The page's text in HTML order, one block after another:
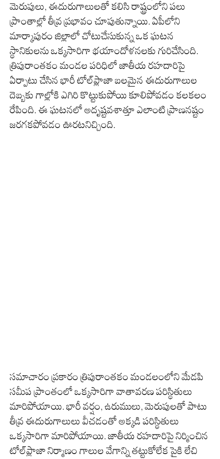
మెరుపులు, ఈదురుగాలులతో కలిసి రాష్ట్రంలోని పలు
ప్రాంతాల్లో తీవ్ర ప్రభావం చూపుతున్నాయి. ఏపీలోని
మార్కాపురం జిల్లాలో చోటుచేసుకున్న ఒక ఘటన
స్థానికులను ఒక్కసారిగా భయాందోళనలకు గురిచేసింది.
త్రిపురాంతకం మండల పరిధిలో జాతీయ రహదారిపై
ఏర్పాటు చేసిన భారీ టోల్‌ప్లాజా బలమైన ఈదురుగాలుల
దెబ్బకు గాల్లోకి ఎగిరి కొట్టుకుపోయి కూలిపోవడం కలకలం
రేపింది. ఈ ఘటనలో అదృష్టవశాత్తూ ఎలాంటి ప్రాణనష్టం
జరగకపోవడం ఊరటనిచ్చింది.
సమాచారం ప్రకారం త్రిపురాంతకం మండలంలోని మేడపి
సమీప ప్రాంతంలో ఒక్కసారిగా వాతావరణ పరిస్థితులు
మారిపోయాయి. భారీ వర్షం, ఉరుములు, మెరుపులతో పాటు
తీవ్ర ఈదురుగాలులు వీచడంతో అక్కడి పరిస్థితులు
ఒక్కసారిగా మారిపోయాయి. జాతీయ రహదారిపై నిర్మించిన
టోల్‌ప్లాజా నిర్మాణం గాలుల వేగాన్ని తట్టుకోలేక పైకి లేచి